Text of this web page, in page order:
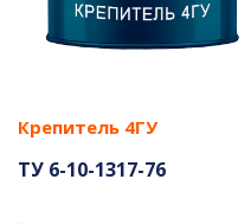
Крепитель 4ГУ
ТУ 6-10-1317-76